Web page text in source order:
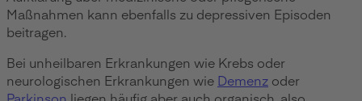
Maßnahmen kann ebenfalls zu depressiven Episoden
beitragen.
Bei unheilbaren Erkrankungen wie Krebs oder
neurologischen Erkrankungen wie Demenz oder